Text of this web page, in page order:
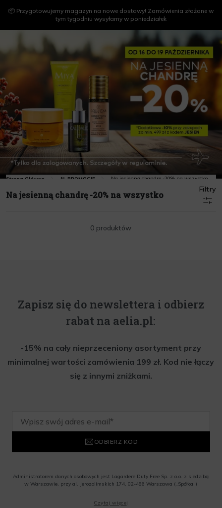
📦 Przygotowujemy magazyn na nowe dostawy! Zamówienia złożone w
tym tygodniu wysyłamy w poniedziałek
Strona Główna % PROMOCJE Na jesienną chandrę -20% na wszystko
Na jesienną chandrę -20% na wszystko
Filtry
0 produktów
Zapisz się do newslettera i odbierz
rabat na aelia.pl:
-15% na cały nieprzeceniony asortyment przy
minimalnej wartości zamówienia 199 zł. Kod nie łączy
się z innymi zniżkami.
ODBIERZ KOD
Administratorem danych osobowych jest Lagardere Duty Free Sp. z o.o. z siedzibą
w Warszawie, przy al. Jerozolimskich 174, 02-486 Warszawa („Spółka”)
o.o. informacji handlowych, w tym newslettera, informacji o promocjach i
Czytaj więcej